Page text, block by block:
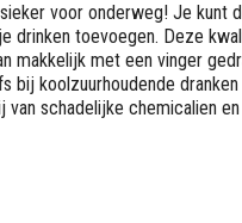
voor onderweg! Je kunt
drinken toevoegen. Deze
makkelijk met een vinger
bij koolzuurhoudende
schadelijke chemicalien en